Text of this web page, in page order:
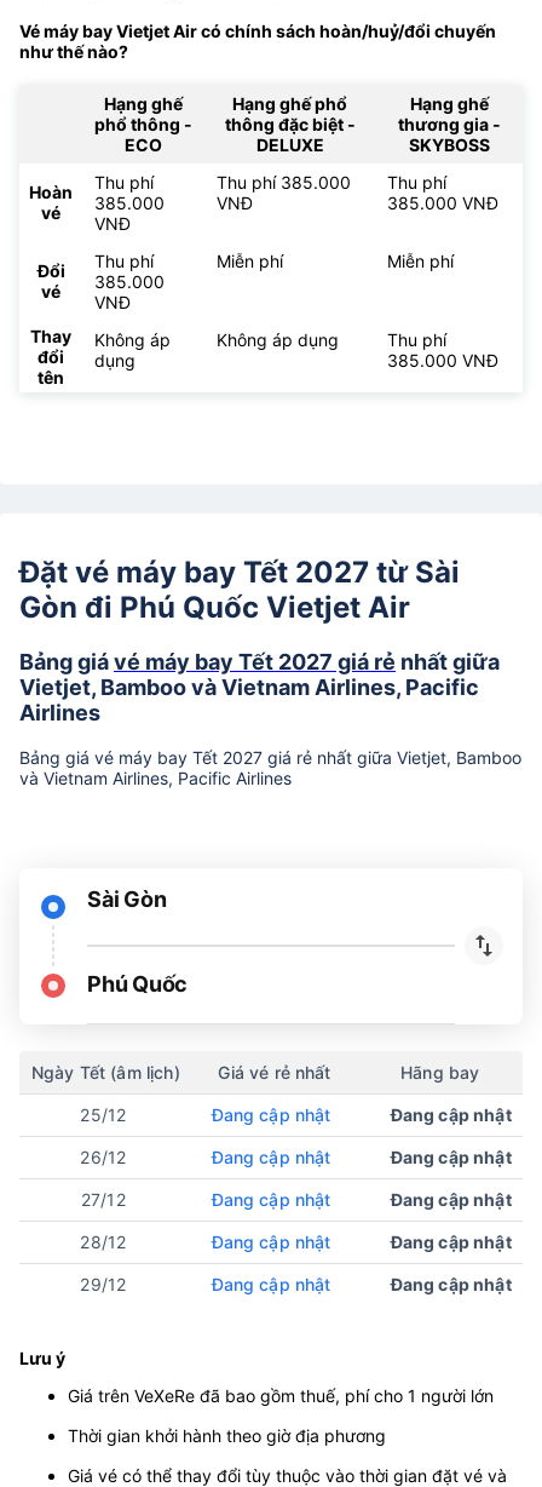
Vé máy bay Vietjet Air có chính sách hoàn/huỷ/đổi chuyến
như thế nào?
Hạng ghế
phổ thông -
ECO
Hạng ghế phổ
thông đặc biệt -
DELUXE
Hạng ghế
thương gia -
SKYBOSS
Hoàn
vé
Thu phí
385.000
VNĐ
Thu phí 385.000
VNĐ
Thu phí
385.000 VNĐ
Đổi
vé
Thu phí
385.000
VNĐ
Miễn phí Miễn phí
Thay
đổi
tên
Không áp
dụng
Không áp dụng
Thu phí
385.000 VNĐ
Đặt vé máy bay Tết 2027 từ Sài
Gòn đi Phú Quốc Vietjet Air
Bảng giávé máy bay Tết 2027 giá rẻ nhất giữa
Vietjet, Bamboo và Vietnam Airlines, Pacific
Airlines
Bảng giá vé máy bay Tết 2027 giá rẻ nhất giữa Vietjet, Bamboo
và Vietnam Airlines, Pacific Airlines
Sài Gòn
Phú Quốc
Ngày Tết (âm lịch) Giá vé rẻ nhất Hãng bay
25/12 Đang cập nhật Đang cập nhật
26/12 Đang cập nhật Đang cập nhật
27/12 Đang cập nhật Đang cập nhật
28/12 Đang cập nhật Đang cập nhật
29/12 Đang cập nhật Đang cập nhật
Lưu ý
Giá trên VeXeRe đã bao gồm thuế, phí cho 1 người lớn
Thời gian khởi hành theo giờ địa phương
Giá vé có thể thay đổi tùy thuộc vào thời gian đặt vé và